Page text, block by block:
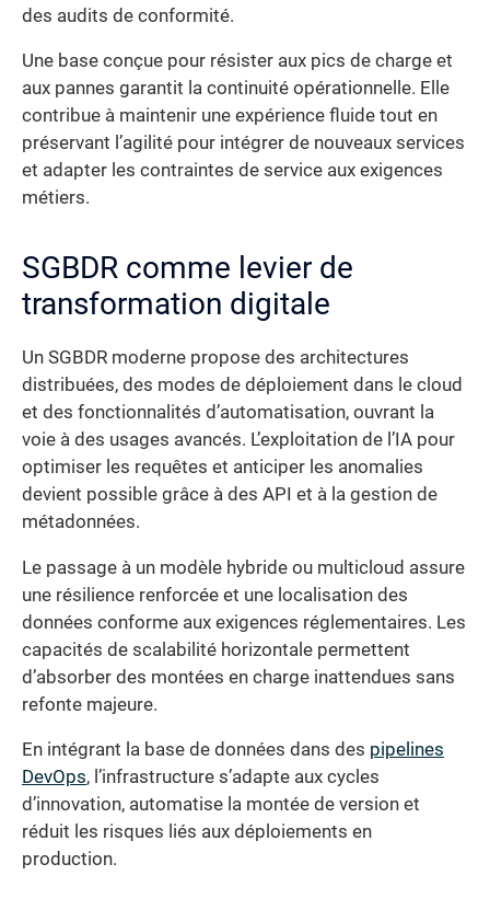
des audits de conformité.
Une base conçue pour résister aux pics de charge et
aux pannes garantit la continuité opérationnelle. Elle
contribue à maintenir une expérience fluide tout en
préservant l’agilité pour intégrer de nouveaux services
et adapter les contraintes de service aux exigences
métiers.
SGBDR comme levier de
transformation digitale
Un SGBDR moderne propose des architectures
distribuées, des modes de déploiement dans le cloud
et des fonctionnalités d’automatisation, ouvrant la
voie à des usages avancés. L’exploitation de l’IA pour
optimiser les requêtes et anticiper les anomalies
devient possible grâce à des API et à la gestion de
métadonnées.
Le passage à un modèle hybride ou multicloud assure
une résilience renforcée et une localisation des
données conforme aux exigences réglementaires. Les
capacités de scalabilité horizontale permettent
d’absorber des montées en charge inattendues sans
refonte majeure.
En intégrant la base de données dans des pipelines
DevOps, l’infrastructure s’adapte aux cycles
d’innovation, automatise la montée de version et
réduit les risques liés aux déploiements en
production.